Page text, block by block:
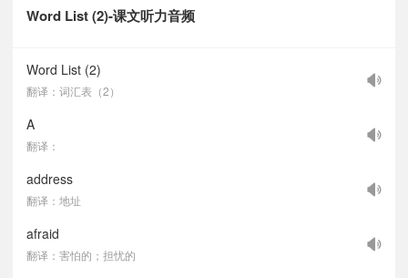
Word List (2)-课文听力音频
Word List (2)
翻译：词汇表（2）
A
翻译：
address
翻译：地址
afraid
翻译：害怕的；担忧的